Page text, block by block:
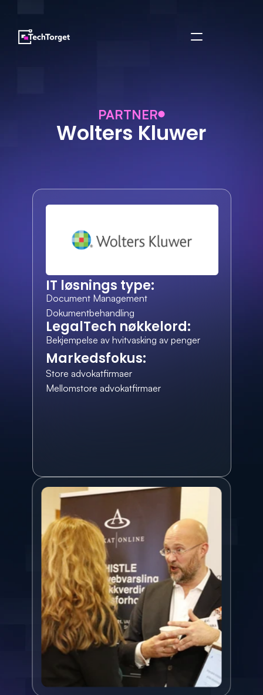
PARTNER
Wolters Kluwer
IT løsnings type:
Document Management
Dokumentbehandling
LegalTech nøkkelord:
Bekjempelse av hvitvasking av penger
Markedsfokus:
Store advokatfirmaer
Mellomstore advokatfirmaer